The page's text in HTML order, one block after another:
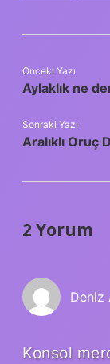
Önceki Yazı
Aylaklık ne
Sonraki Yazı
Aralıklı Oruç
2 Yorum
Deniz
Konsol